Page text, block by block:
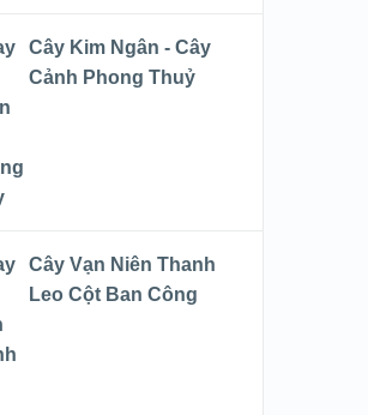
Cây Kim Ngân - Cây
Cảnh Phong Thuỷ
Cây Vạn Niên Thanh
Leo Cột Ban Công